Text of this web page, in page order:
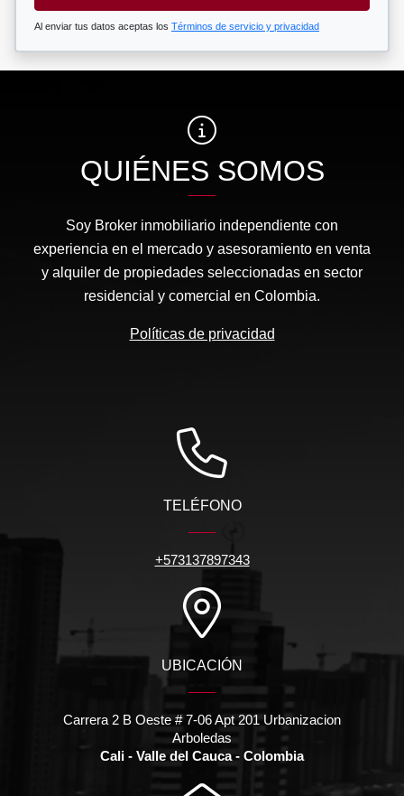
Al enviar tus datos aceptas los Términos de servicio y privacidad
QUIÉNES SOMOS
Soy Broker inmobiliario independiente con
experiencia en el mercado y asesoramiento en venta
y alquiler de propiedades seleccionadas en sector
residencial y comercial en Colombia.
Políticas de privacidad
TELÉFONO
+573137897343
UBICACIÓN
Carrera 2 B Oeste # 7-06 Apt 201 Urbanizacion
Arboledas
Cali - Valle del Cauca - Colombia